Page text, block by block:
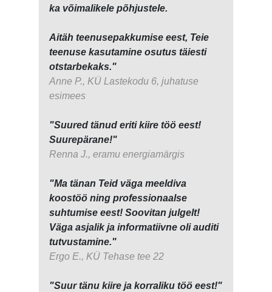
ka võimalikele põhjustele.
Aitäh teenusepakkumise eest, Teie
teenuse kasutamine osutus täiesti
otstarbekaks."
Anne P., KÜ Lastekodu 6, juhatuse
esimees
"Suured tänud eriti kiire töö eest!
Suurepärane!"
Renna J., eramu energiamärgis
"Ma tänan Teid väga meeldiva
koostöö ning professionaalse
suhtumise eest! Soovitan julgelt!
Väga asjalik ja informatiivne oli auditi
tutvustamine."
Ergo E., KÜ Tehase tee 22
"Suur tänu kiire ja korraliku töö eest!"